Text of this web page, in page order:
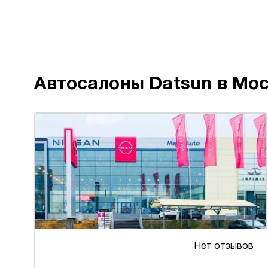
Автосалоны Datsun в
Нет отзывов